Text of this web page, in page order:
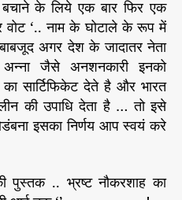
के लिये एक बार फिर एक
‘.. नाम के घोटाले के रूप में
अगर देश के जादातर नेता
अन्ना जैसे अनशनकारी इनको
सार्टिफिकेट देते है और भारत
की उपाधि देता है … तो इसे
इसका निर्णय आप स्वयं करे
पुस्तक .. भ्रष्ट नौकरशाह का